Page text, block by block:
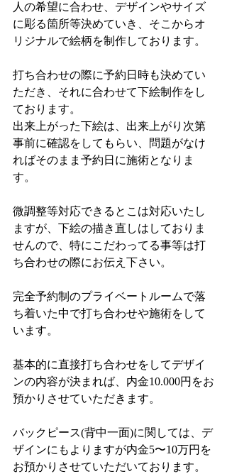
人の希望に合わせ、デザインやサイズ
に彫る箇所等決めていき、そこからオ
リジナルで絵柄を制作しております。
打ち合わせの際に予約日時も決めてい
ただき、それに合わせて下絵制作をし
ております。
出来上がった下絵は、出来上がり次第
事前に確認をしてもらい、問題がなけ
ればそのまま予約日に施術となりま
す。
微調整等対応できるとこは対応いたし
ますが、下絵の描き直しはしておりま
せんので、特にこだわってる事等は打
ち合わせの際にお伝え下さい。
完全予約制のプライベートルームで落
ち着いた中で打ち合わせや施術をして
います。
基本的に直接打ち合わせをしてデザイ
ンの内容が決まれば、内金10.000円をお
預かりさせていただきます。
バックピース(背中一面)に関しては、デ
ザインにもよりますが内金5〜10万円を
お預かりさせていただいております。